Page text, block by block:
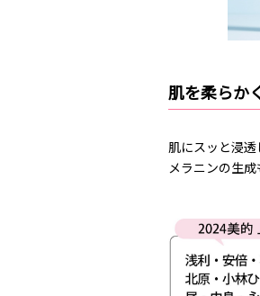
肌を柔らか
肌にスッと浸
メラニンの生成